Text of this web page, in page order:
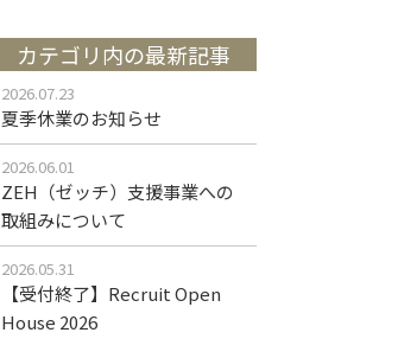
カテゴリ内の最新記事
2026.07.23
夏季休業のお知らせ
2026.06.01
ZEH（ゼッチ）支援事業への
取組みについて
2026.05.31
【受付終了】Recruit Open
House 2026